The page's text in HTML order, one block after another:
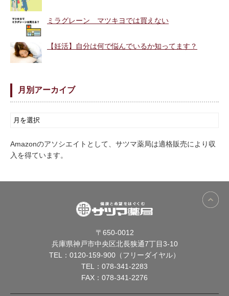
ミラグレーン マツキヨでは買えない
【妊活】自分は何で悩んでいるか知ってます？
月別アーカイブ
Amazonのアソシエイトとして、サツマ薬局は適格販売により収
入を得ています。
〒650-0012
兵庫県神戸市中央区北長狭通7丁目3-10
TEL： 0120-159-900（フリーダイヤル）
TEL： 078-341-2283
FAX：078-341-2276